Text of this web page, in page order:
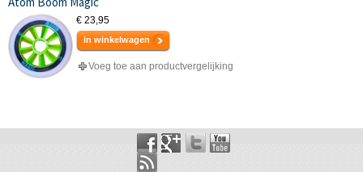
€ 23,95
in winkelwagen
Voeg toe aan productvergelijking